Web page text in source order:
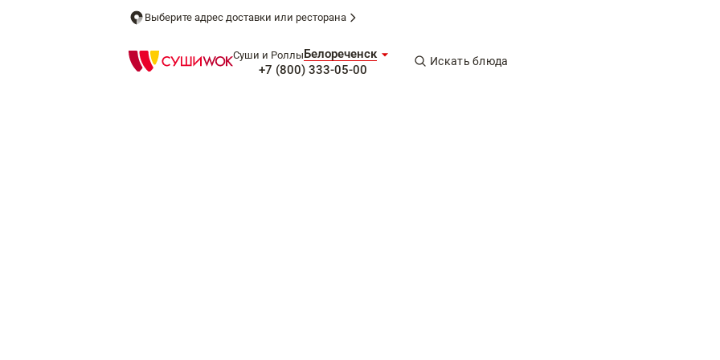
Выберите адрес доставки или ресторана
Суши и РоллыБелореченск
+7 (800) 333-05-00
Искать блюда